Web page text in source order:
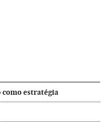
como estratégia